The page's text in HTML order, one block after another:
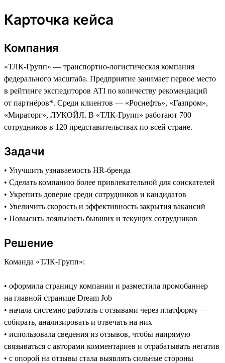
Карточка кейса
Компания
«ТЛК-Групп» — транспортно-логистическая компания
федерального масштаба. Предприятие занимает первое место
в рейтинге экспедиторов ATI по количеству рекомендаций
от партнёров*. Среди клиентов — «Роснефть», «Газпром»,
«Мираторг», ЛУКОЙЛ. В «ТЛК-Групп» работают 700
сотрудников в 120 представительствах по всей стране.
Задачи
• Улучшить узнаваемость HR-бренда
• Сделать компанию более привлекательной для соискателей
• Укрепить доверие среди сотрудников и кандидатов
• Увеличить скорость и эффективность закрытия вакансий
• Повысить лояльность бывших и текущих сотрудников
Решение
Команда «ТЛК-Групп»:
• оформила страницу компании и разместила промобаннер
на главной странице Dream Job
• начала системно работать с отзывами через платформу —
собирать, анализировать и отвечать на них
• использовала сведения из отзывов, чтобы напрямую
связываться с авторами комментариев и отрабатывать негатив
• с опорой на отзывы стала выявлять сильные стороны